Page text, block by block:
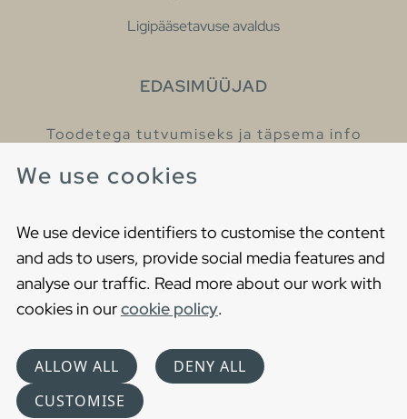
We use cookies
We use device identifiers to customise the content
and ads to users, provide social media features and
analyse our traffic. Read more about our work with
cookies in ourcookie policy.
ALLOW ALL
DENY ALL
CUSTOMISE
Ligipääsetavuse avaldus
EDASIMÜÜJAD
Toodetega tutvumiseks ja täpsema info
Cookies
Privaatsuspoliitika
Choose language